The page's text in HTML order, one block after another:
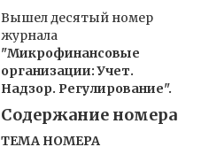
Вышел десятый номер
журнала
"Микрофинансовые
организации: Учет.
Надзор. Регулирование".
Содержание номера
ТЕМА НОМЕРА